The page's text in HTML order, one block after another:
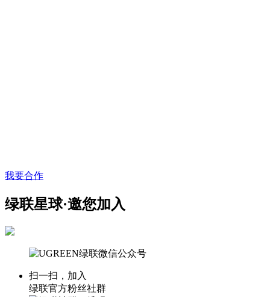
我要合作
绿联星球·邀您加入
扫一扫，加入
绿联官方粉丝社群